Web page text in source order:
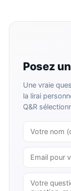
Posez
Une vraie
la lirai
Q&R